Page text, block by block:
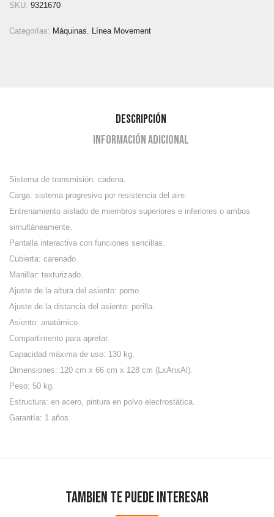
SKU: 9321670
Categorías: Máquinas, Línea Movement
Descripción
Información adicional
Sistema de transmisión: cadena.
Carga: sistema progresivo por resistencia del aire.
Entrenamiento aislado de miembros superiores e inferiores o ambos
simultáneamente.
Pantalla interactiva con funciones sencillas.
Cubierta: carenado.
Manillar: texturizado.
Ajuste de la altura del asiento: pomo.
Ajuste de la distancia del asiento: perilla.
Asiento: anatómico.
Compartimento para apretar.
Capacidad máxima de uso: 130 kg.
Dimensiones: 120 cm x 66 cm x 128 cm (LxAnxAl).
Peso: 50 kg.
Estructura: en acero, pintura en polvo electrostática.
Garantía: 1 años.
Tambien te puede interesar